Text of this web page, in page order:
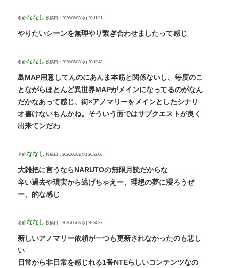
名前:ななし 投稿日：2026/06/03(水) 20:11:31
やりたいシーンを無理やり繋ぎ合わせましたって感じ
名前:ななし 投稿日：2026/06/03(水) 20:13:43
島MAP用意してんのにあんま本筋と関係ないし、毎度のこ
とながらほとんど異世界MAPがメインになってるのがなん
だかなあって感じ、街×アノマリーをメインとしたシナリ
オ書けないもんかね。そういう面ではサブクエストが良く
出来てンだわ
名前:ななし 投稿日：2026/06/03(水) 20:32:06
大雑把に言うならNARUTOの無限月読だからな
辛い過去や現実から逃げちゃえー、理想の夢に浸ろうぜ
ー、的な感じ
名前:ななし 投稿日：2026/06/03(水) 20:34:37
新しいアノマリー依頼が一つも更新されなかったのも悲し
い
日常から非日常を感じれる1番NTEらしいコンテンツなの